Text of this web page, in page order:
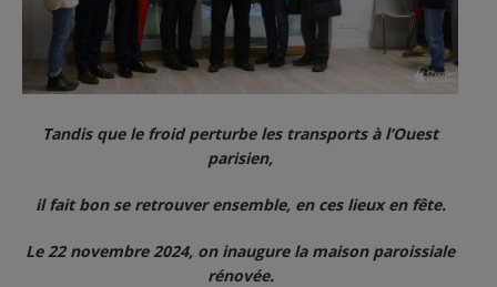
Tandis que le froid perturbe les transports à l’Ouest
parisien,
il fait bon se retrouver ensemble, en ces lieux en fête.
Le 22 novembre 2024, on inaugure la maison paroissiale
rénovée.